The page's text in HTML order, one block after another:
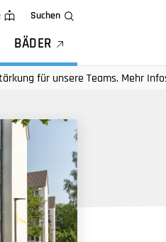
Suchen
BÄDER
Teams. Mehr Infos auf